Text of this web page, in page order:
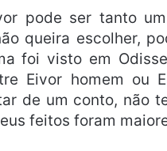
pode ser tanto
queira escolher,
foi visto em
Eivor homem ou
de um conto, não
feitos foram